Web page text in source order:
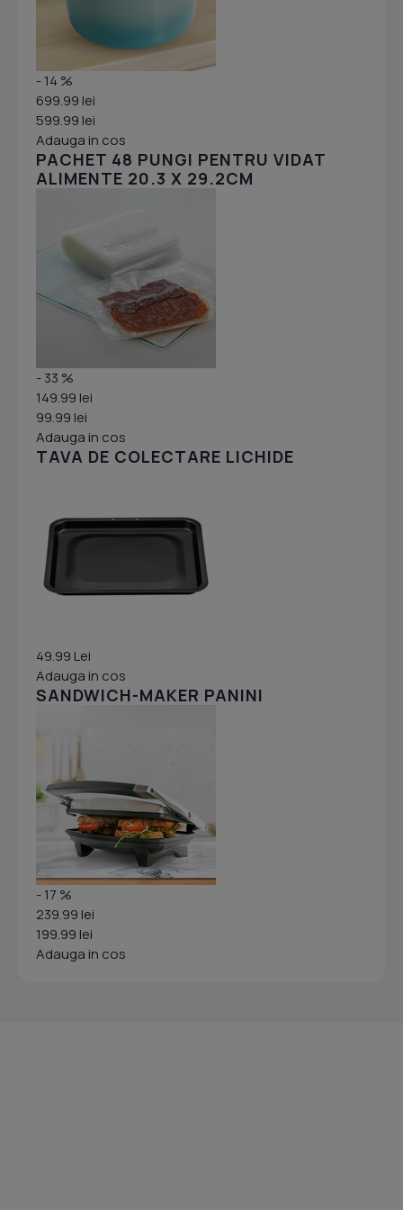
- 14 %
699.99 lei
599.99 lei
Adauga in cos
PACHET 48 PUNGI PENTRU VIDAT
ALIMENTE 20.3 X 29.2CM
- 33 %
149.99 lei
99.99 lei
Adauga in cos
TAVA DE COLECTARE LICHIDE
49.99 Lei
Adauga in cos
SANDWICH-MAKER PANINI
- 17 %
239.99 lei
199.99 lei
Adauga in cos